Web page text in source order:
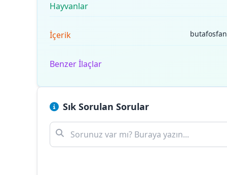
Hayvanlar
İçerik
Benzer İlaçlar
Sık Sorulan Sorular